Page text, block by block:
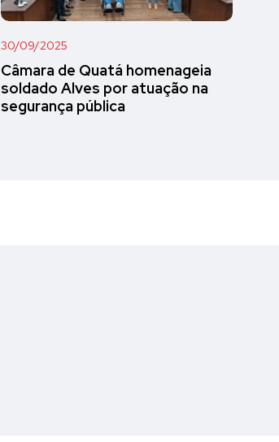
30/09/2025
Câmara de Quatá homenageia
soldado Alves por atuação na
segurança pública